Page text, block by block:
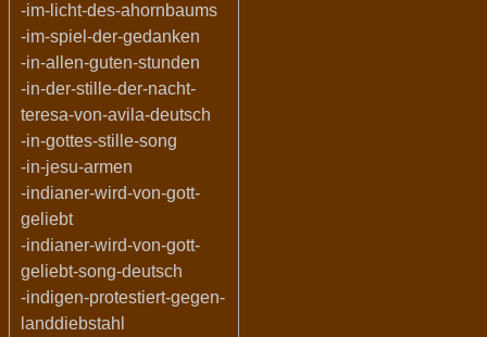
-im-licht-des-ahornbaums
-im-spiel-der-gedanken
-in-allen-guten-stunden
-in-der-stille-der-nacht-
teresa-von-avila-deutsch
-in-gottes-stille-song
-in-jesu-armen
-indianer-wird-von-gott-
geliebt
-indianer-wird-von-gott-
geliebt-song-deutsch
-indigen-protestiert-gegen-
landdiebstahl